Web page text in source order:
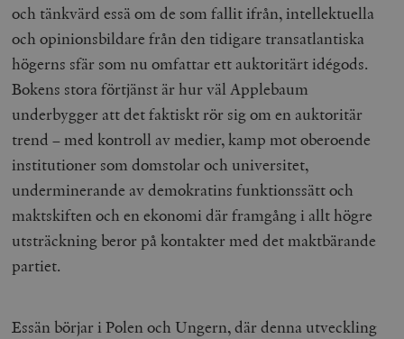
och tänkvärd essä om de som fallit ifrån, intellektuella
och opinionsbildare från den tidigare transatlantiska
högerns sfär som nu omfattar ett auktoritärt idégods.
Bokens stora förtjänst är hur väl Applebaum
underbygger att det faktiskt rör sig om en auktoritär
trend – med kontroll av medier, kamp mot oberoende
institutioner som domstolar och universitet,
underminerande av demokratins funktionssätt och
maktskiften och en ekonomi där framgång i allt högre
utsträckning beror på kontakter med det maktbärande
partiet.
Essän börjar i Polen och Ungern, där denna utveckling